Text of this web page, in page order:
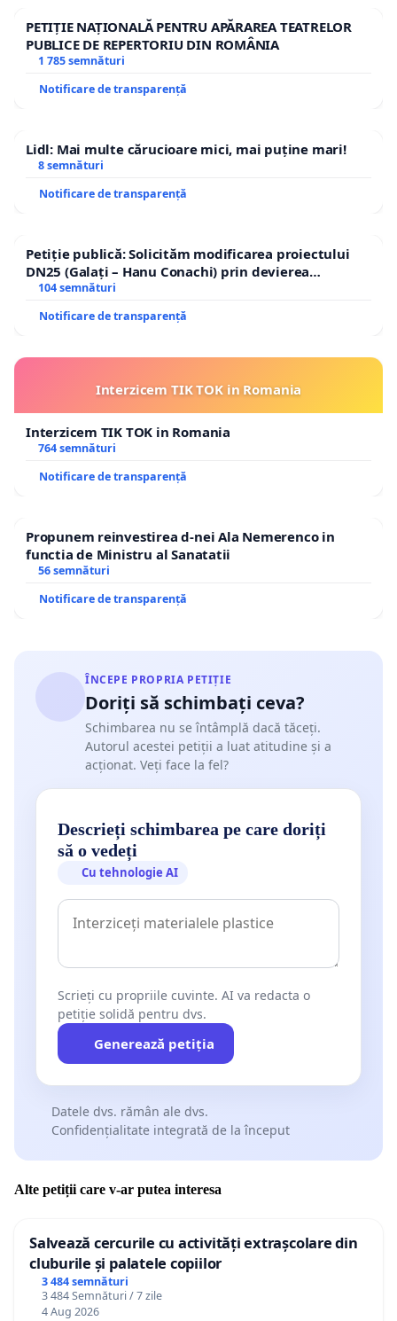
PETIȚIE NAȚIONALĂ PENTRU APĂRAREA TEATRELOR
PUBLICE DE REPERTORIU DIN ROMÂNIA
1 785 semnături
Notificare de transparență
Lidl: Mai multe cărucioare mici, mai puține mari!
8 semnături
Notificare de transparență
Petiție publică: Solicităm modificarea proiectului
DN25 (Galați – Hanu Conachi) prin devierea
traseului în afara localităților!
104 semnături
Notificare de transparență
Interzicem TIK TOK in Romania
Interzicem TIK TOK in Romania
764 semnături
Notificare de transparență
Propunem reinvestirea d-nei Ala Nemerenco in
functia de Ministru al Sanatatii
56 semnături
Notificare de transparență
ÎNCEPE PROPRIA PETIȚIE
Doriți să schimbați ceva?
Schimbarea nu se întâmplă dacă tăceți.
Autorul acestei petiții a luat atitudine și a
acționat. Veți face la fel?
Descrieți schimbarea pe care doriți
să o vedeți
Cu tehnologie AI
Scrieți cu propriile cuvinte. AI va redacta o
petiție solidă pentru dvs.
Generează petiția
Datele dvs. rămân ale dvs.
Confidențialitate integrată de la început
Alte petiții care v-ar putea interesa
Salvează cercurile cu activități extrașcolare din
cluburile și palatele copiilor
3 484 semnături
3 484 Semnături / 7 zile
4 Aug 2026